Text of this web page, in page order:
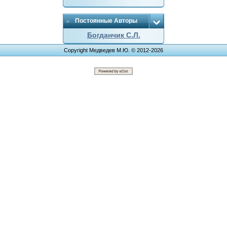
Постоянные Авторы
Богданчик С.Л.
Copyright Медведев М.Ю. © 2012-2026